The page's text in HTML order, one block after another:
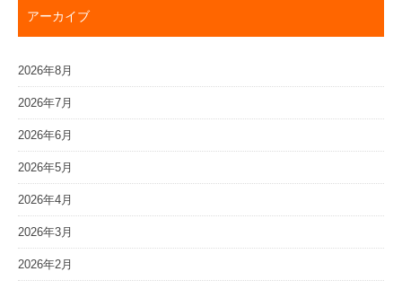
アーカイブ
2026年8月
2026年7月
2026年6月
2026年5月
2026年4月
2026年3月
2026年2月